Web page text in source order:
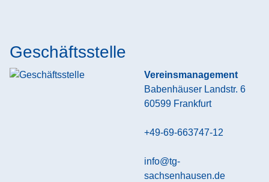
Geschäftsstelle
Vereinsmanagement
Babenhäuser Landstr. 6
60599 Frankfurt
+49-69-663747-12
info@tg-
sachsenhausen.de